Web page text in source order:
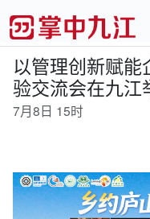
以管理创新赋
验交流会在九江
7月8日 15时